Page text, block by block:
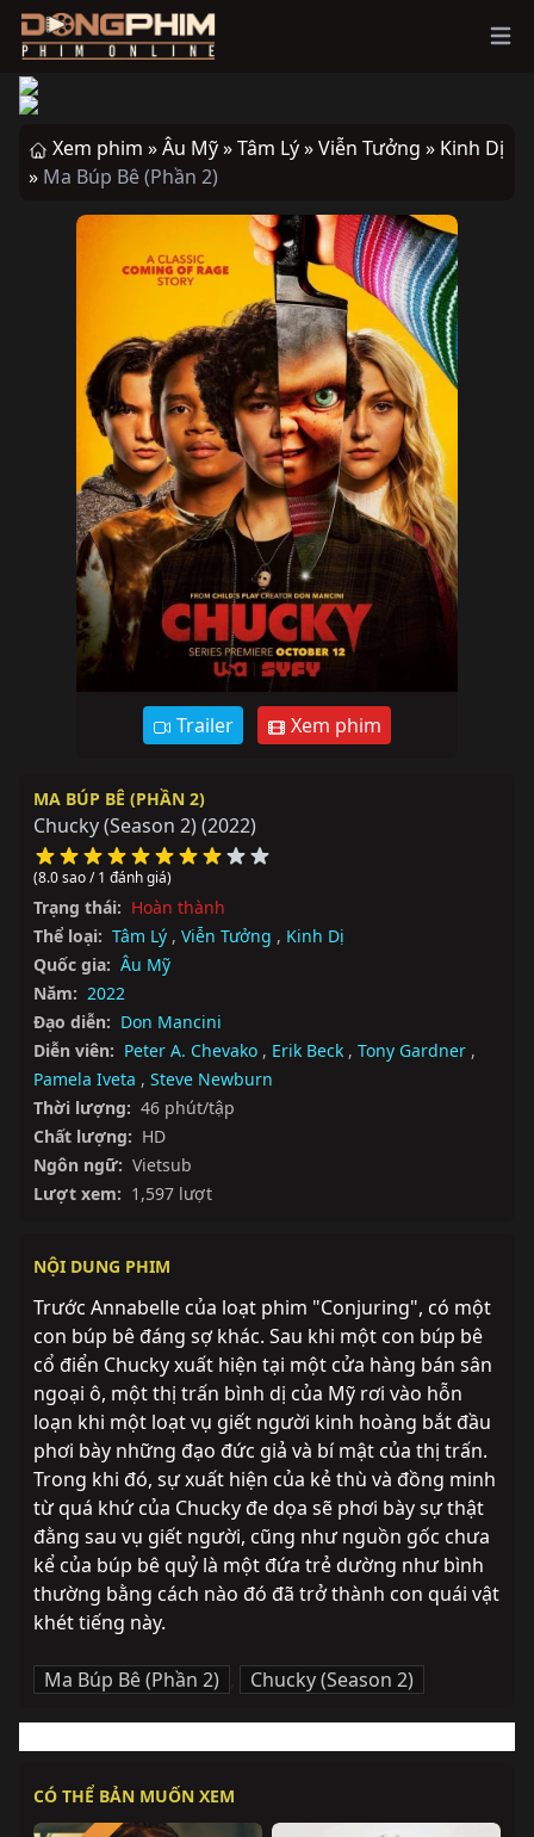
Xem phim »Âu Mỹ »Tâm Lý »Viễn Tưởng » Kinh Dị
» Ma Búp Bê (Phần 2)
Trailer Xem phim
MA BÚP BÊ (PHẦN 2)
Chucky (Season 2)(2022)
(8.0 sao / 1 đánh giá)
Trạng thái: Hoàn thành
Thể loại: Tâm Lý , Viễn Tưởng , Kinh Dị
Quốc gia: Âu Mỹ
Năm: 2022
Đạo diễn: Don Mancini
Diễn viên: Peter A. Chevako , Erik Beck , Tony Gardner ,
Pamela Iveta , Steve Newburn
Thời lượng: 46 phút/tập
Chất lượng: HD
Ngôn ngữ: Vietsub
Lượt xem: 1,597 lượt
NỘI DUNG PHIM
Trước Annabelle của loạt phim "Conjuring", có một
con búp bê đáng sợ khác. Sau khi một con búp bê
cổ điển Chucky xuất hiện tại một cửa hàng bán sân
ngoại ô, một thị trấn bình dị của Mỹ rơi vào hỗn
loạn khi một loạt vụ giết người kinh hoàng bắt đầu
phơi bày những đạo đức giả và bí mật của thị trấn.
Trong khi đó, sự xuất hiện của kẻ thù và đồng minh
từ quá khứ của Chucky đe dọa sẽ phơi bày sự thật
đằng sau vụ giết người, cũng như nguồn gốc chưa
kể của búp bê quỷ là một đứa trẻ dường như bình
thường bằng cách nào đó đã trở thành con quái vật
khét tiếng này.
Ma Búp Bê (Phần 2) , Chucky (Season 2)
CÓ THỂ BẢN MUỐN XEM